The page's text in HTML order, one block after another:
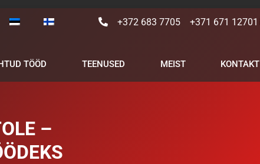
+372 683 7705 +371 671 12701
TÖÖD TEENUSED MEIST KONTAKT
–